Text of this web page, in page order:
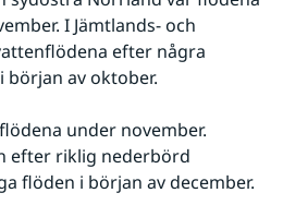
I Jämtlands- och
efter några
av oktober.
under november.
efter riklig nederbörd
flöden i början av december.